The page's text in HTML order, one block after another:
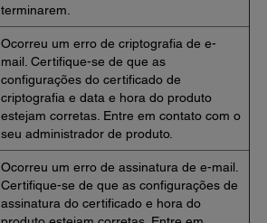
terminarem.
Ocorreu um erro de criptografia de e-
mail. Certifique-se de que as
configurações do certificado de
criptografia e data e hora do produto
estejam corretas. Entre em contato com o
seu administrador de produto.
Ocorreu um erro de assinatura de e-mail.
Certifique-se de que as configurações de
assinatura do certificado e hora do